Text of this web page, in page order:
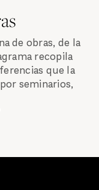
de obras, de la
recopila
que la
seminarios,